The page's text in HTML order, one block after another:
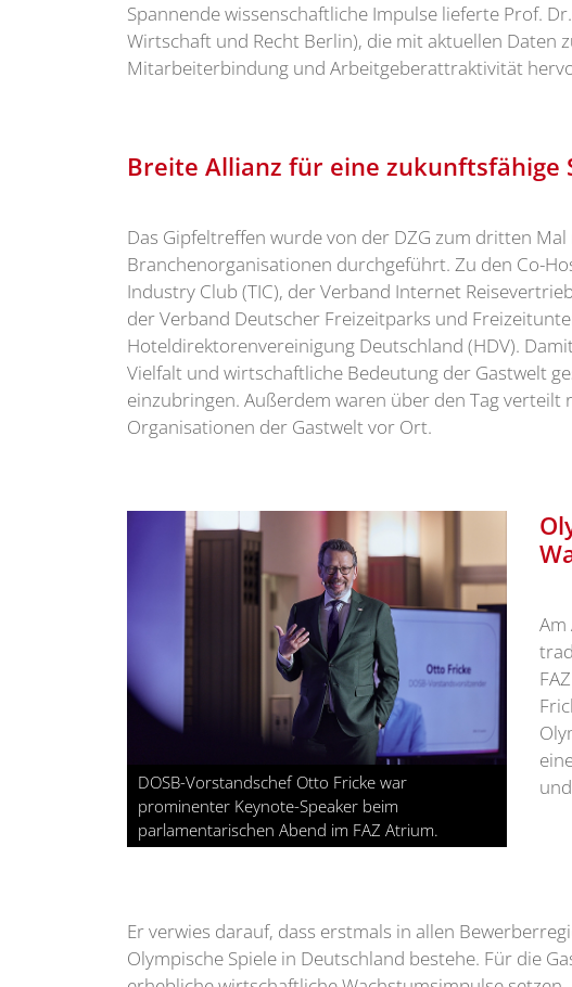
Spannende wissenschaftliche Impulse lieferte Prof.
Wirtschaft und Recht Berlin), die mit aktuellen Daten
Mitarbeiterbindung und Arbeitgeberattraktivität
Breite Allianz für eine
Das Gipfeltreffen wurde von der DZG zum dritten
Branchenorganisationen durchgeführt. Zu den Co-
Industry Club (TIC), der Verband Internet
der Verband Deutscher Freizeitparks und
Hoteldirektorenvereinigung Deutschland (HDV).
Vielfalt und wirtschaftliche Bedeutung der Gastwelt
einzubringen. Außerdem waren über den Tag
Organisationen der Gastwelt vor Ort.
DOSB-Vorstandschef Otto Fricke war
prominenter Keynote-Speaker beim
parlamentarischen Abend im FAZ Atrium.
Am
Er verwies darauf, dass erstmals in allen
Olympische Spiele in Deutschland bestehe. Für die